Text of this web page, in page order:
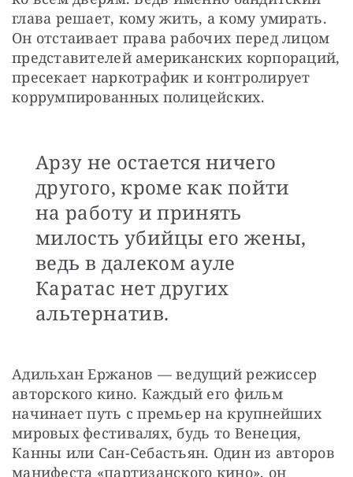
глава решает, кому жить, а кому умирать.
Он отстаивает права рабочих перед лицом
представителей американских корпораций,
пресекает наркотрафик и контролирует
коррумпированных полицейских.
Арзу не остается ничего
другого, кроме как пойти
на работу и принять
милость убийцы его жены,
ведь в далеком ауле
Каратас нет других
альтернатив.
Адильхан Ержанов — ведущий режиссер
авторского кино. Каждый его фильм
начинает путь с премьер на крупнейших
мировых фестивалях, будь то Венеция,
Канны или Сан-Себастьян. Один из авторов
манифеста «партизанского кино», он